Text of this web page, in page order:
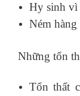
Hy sinh vì
Ném
Những tổn
Tổn thất